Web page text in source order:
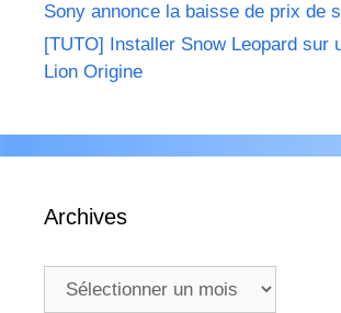
Sony annonce la baisse de prix de
[TUTO] Installer Snow Leopard sur
Lion Origine
Archives
Archives